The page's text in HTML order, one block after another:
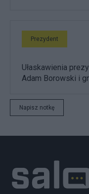
Prezydent
Ułaskawienia
Adam Borowski i
Napisz notkę